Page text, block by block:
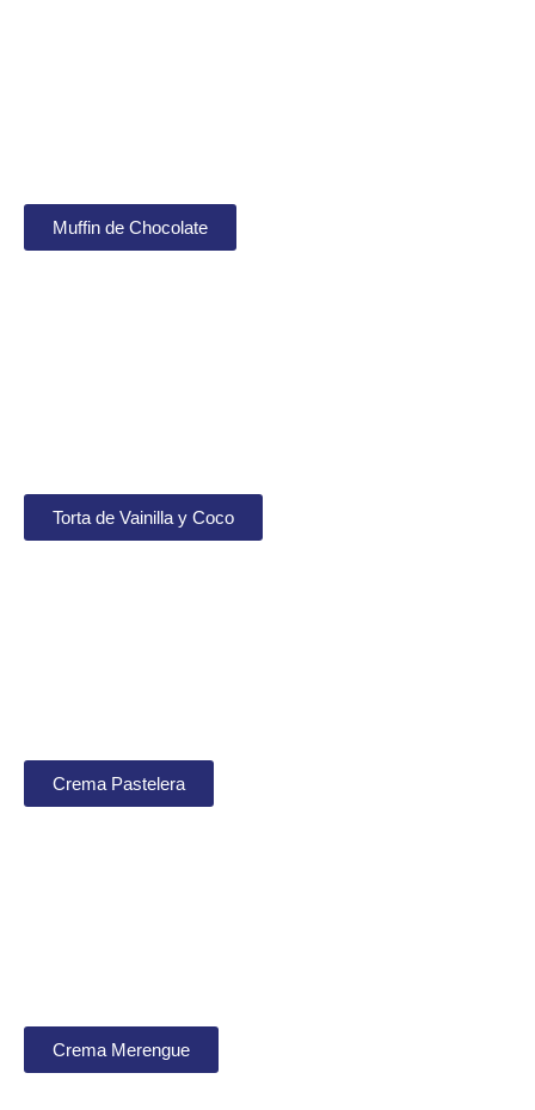
Muffin de Chocolate
Torta de Vainilla y Coco
Crema Pastelera
Crema Merengue